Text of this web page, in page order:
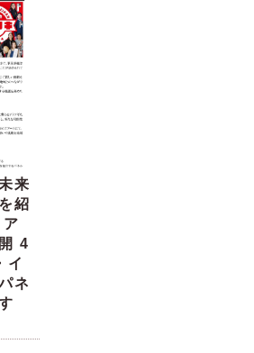
来
紹
4
イ
ネ